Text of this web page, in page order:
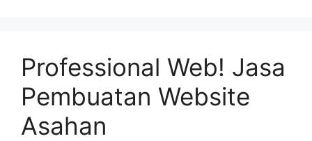
Professional Web! Jasa
Pembuatan Website
Asahan